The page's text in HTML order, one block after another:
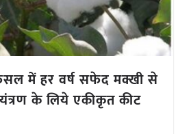
में हर वर्ष सफेद मक्खी से
के लिये एकीकृत कीट